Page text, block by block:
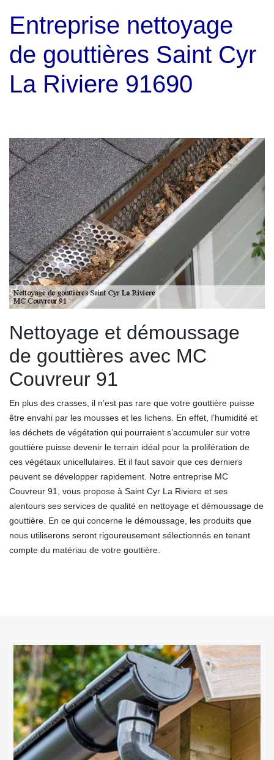
Entreprise nettoyage
de gouttières Saint Cyr
La Riviere 91690
Nettoyage et démoussage
de gouttières avec MC
Couvreur 91
En plus des crasses, il n’est pas rare que votre gouttière puisse
être envahi par les mousses et les lichens. En effet, l’humidité et
les déchets de végétation qui pourraient s’accumuler sur votre
gouttière puisse devenir le terrain idéal pour la prolifération de
ces végétaux unicellulaires. Et il faut savoir que ces derniers
peuvent se développer rapidement. Notre entreprise MC
Couvreur 91, vous propose à Saint Cyr La Riviere et ses
alentours ses services de qualité en nettoyage et démoussage de
gouttière. En ce qui concerne le démoussage, les produits que
nous utiliserons seront rigoureusement sélectionnés en tenant
compte du matériau de votre gouttière.